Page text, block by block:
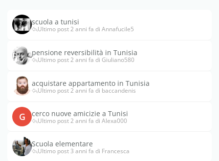
scuola a tunisi
Ultimo post 2 anni fa di Annafucile5
pensione reversibilità in Tunisia
Ultimo post 2 anni fa di Giuliano580
acquistare appartamento in Tunisia
Ultimo post 2 anni fa di baccandenis
G cerco nuove amicizie a Tunisi
Ultimo post 2 anni fa di Alexa000
Scuola elementare
Ultimo post 3 anni fa di Francesca